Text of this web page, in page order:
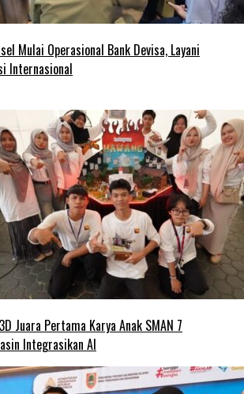
Mulai Operasional Bank Devisa, Layani
Internasional
Juara Pertama Karya Anak SMAN 7
Integrasikan AI